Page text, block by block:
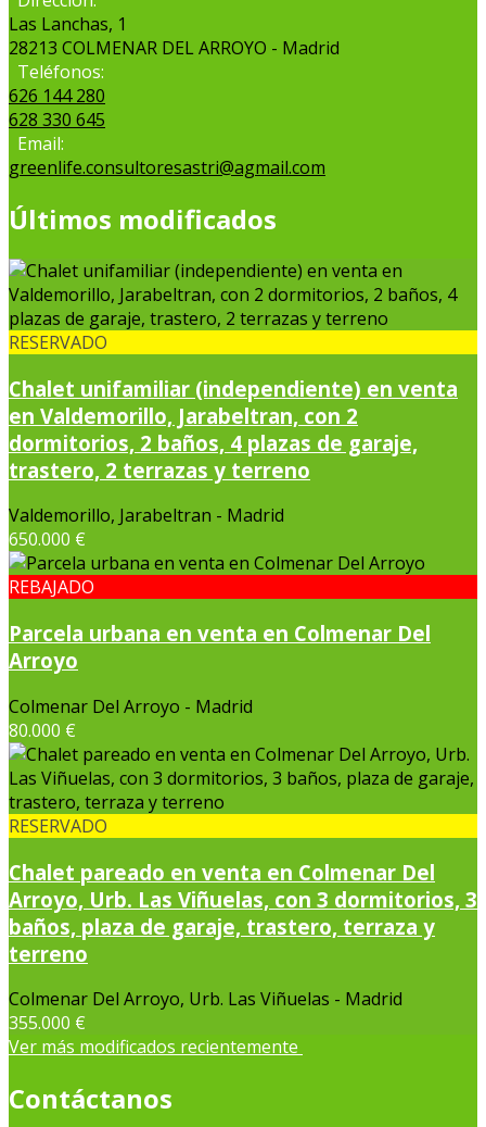
Las Lanchas, 1
28213 COLMENAR DEL ARROYO - Madrid
Teléfonos:
626 144 280
628 330 645
Email:
greenlife.consultoresastri@agmail.com
Últimos modificados
RESERVADO
Chalet unifamiliar (independiente) en venta
en Valdemorillo, Jarabeltran, con 2
dormitorios, 2 baños, 4 plazas de garaje,
trastero, 2 terrazas y terreno
Valdemorillo, Jarabeltran - Madrid
650.000 €
REBAJADO
Parcela urbana en venta en Colmenar Del
Arroyo
Colmenar Del Arroyo - Madrid
80.000 €
RESERVADO
Chalet pareado en venta en Colmenar Del
Arroyo, Urb. Las Viñuelas, con 3 dormitorios, 3
baños, plaza de garaje, trastero, terraza y
terreno
Colmenar Del Arroyo, Urb. Las Viñuelas - Madrid
355.000 €
Ver más modificados recientemente
Contáctanos